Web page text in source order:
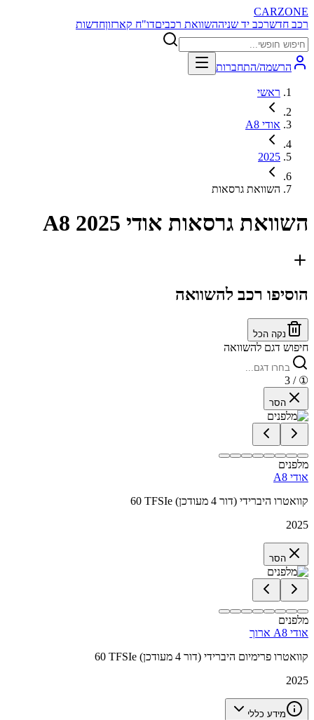
CARZONE
רכב חדשרכב יד שניההשוואת רכביםדו"ח קארזוןחדשות
הרשמה/התחברות
ראשי
אודי A8
2025
השוואת גרסאות
השוואת גרסאות אודי A8 2025
הוסיפו רכב להשוואה
נקה הכל
חיפוש דגם להשוואה
①
/ 3
הסר
מלפנים
אודי A8
60 TFSIe קוואטרו היברידי (דור 4 מעודכן)
2025
הסר
מלפנים
אודי A8 ארוך
60 TFSIe קוואטרו פרימיום היברידי (דור 4 מעודכן)
2025
מידע כללי